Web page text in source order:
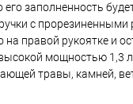
заполненность
с прорезиненными
правой рукоятке и
мощностью 1,3
травы, камней,